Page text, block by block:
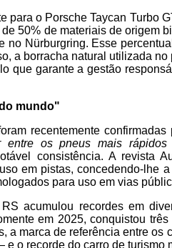
para o Porsche Taycan Turbo
50% de materiais de origem
no Nürburgring. Esse
a borracha natural utilizada
que garante a gestão
mundo"
recentemente confirmadas
entre os pneus mais rápidos
consistência. A revista
em pistas, concedendo-lhe
para uso em vias
acumulou recordes em
em 2025, conquistou
a marca de referência entre
o recorde do carro de turismo